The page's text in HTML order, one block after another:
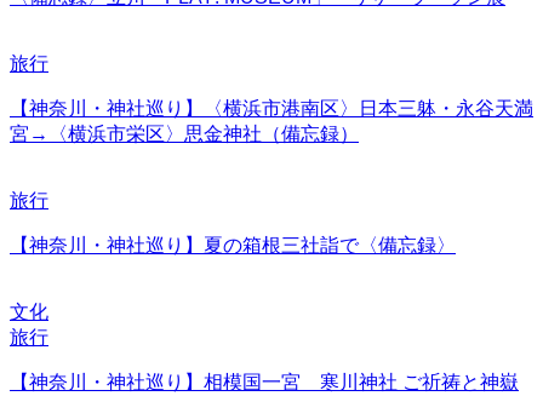
旅行
【神奈川・神社巡り】〈横浜市港南区〉日本三躰・永谷天満
宮→〈横浜市栄区〉思金神社（備忘録）
旅行
【神奈川・神社巡り】夏の箱根三社詣で〈備忘録〉
文化
旅行
【神奈川・神社巡り】相模国一宮 寒川神社 ご祈祷と神嶽